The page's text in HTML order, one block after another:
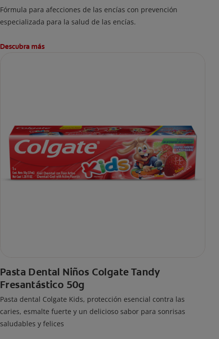
Fórmula para afecciones de las encías con prevención
especializada para la salud de las encías.
Descubra más
Pasta Dental Niños Colgate Tandy
Fresantástico 50g
Pasta dental Colgate Kids, protección esencial contra las
caries, esmalte fuerte y un delicioso sabor para sonrisas
saludables y felices